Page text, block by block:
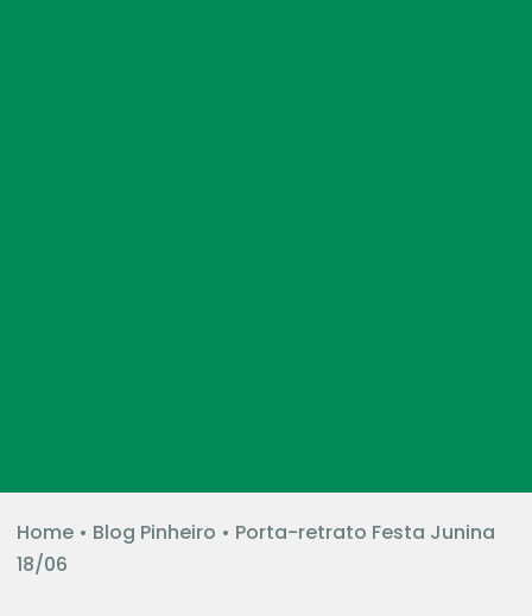
Home• Blog Pinheiro • Porta-retrato Festa Junina
18/06